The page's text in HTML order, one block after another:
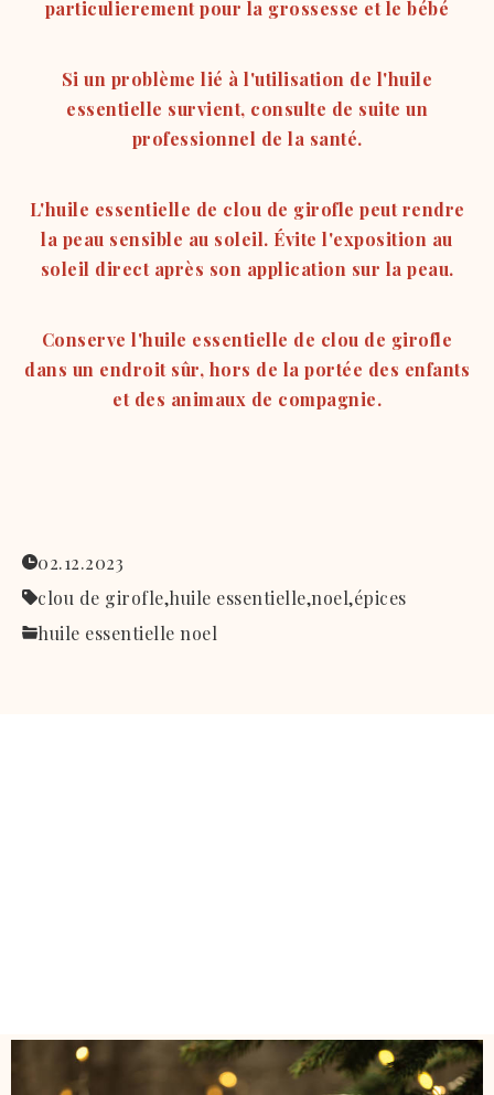
particulierement pour la grossesse et le bébé
Si un problème lié à l'utilisation de l'huile
essentielle survient, consulte de suite un
professionnel de la santé.
L'huile essentielle de clou de girofle peut rendre
la peau sensible au soleil. Évite l'exposition au
soleil direct après son application sur la peau.
Conserve l'huile essentielle de clou de girofle
dans un endroit sûr, hors de la portée des enfants
et des animaux de compagnie.
02.12.2023
clou de girofle,huile essentielle,noel,épices
huile essentielle noel